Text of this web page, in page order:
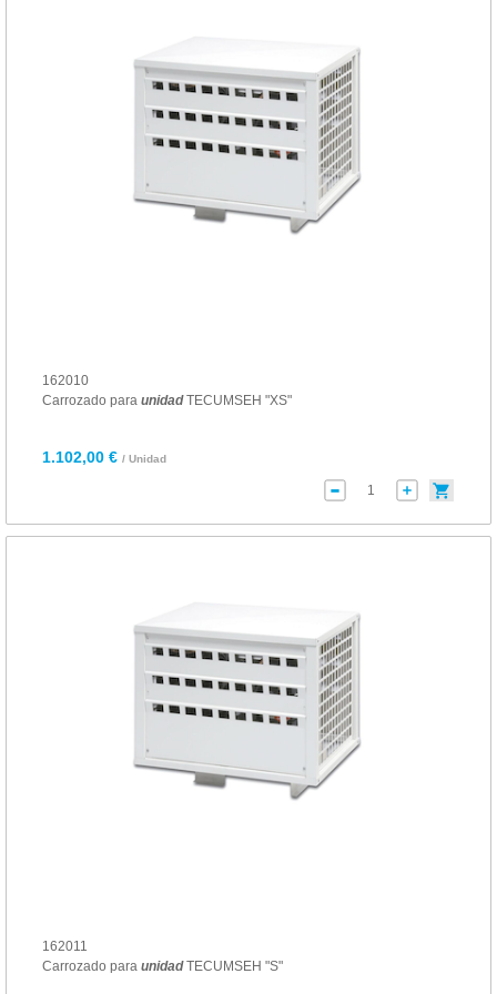
162010
Carrozado para unidadTECUMSEH "XS"
1.102,00 € / Unidad
162011
Carrozado para unidadTECUMSEH "S"